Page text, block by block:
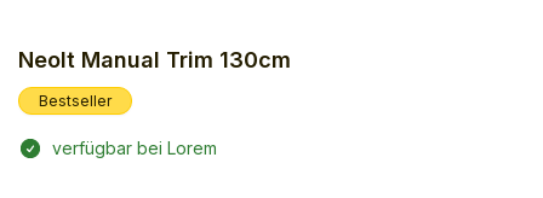
Neolt Manual Trim 130cm
Bestseller
verfügbar bei Lorem